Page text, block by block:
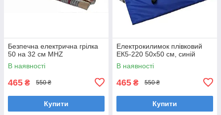
Безпечна електрична грілка
50 на 32 см MHZ
В наявності
465 ₴ 550 ₴
Купити
Електрокилимок плівковий
ЕК5-220 50х50 см, синій
В наявності
465 ₴ 550 ₴
Купити